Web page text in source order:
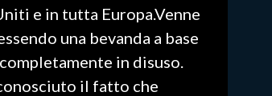
e in tutta Europa.Venne
una bevanda a base
in disuso.
il fatto che